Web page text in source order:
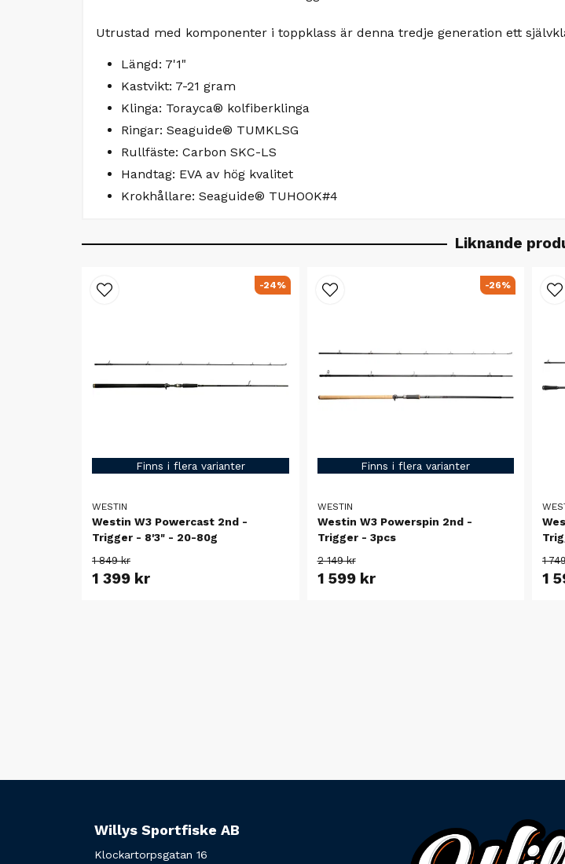
Utrustad med komponenter i toppklass är denna tredje generation ett
Längd: 7'1"
Kastvikt: 7-21 gram
Klinga: Torayca® kolfiberklinga
Ringar: Seaguide® TUMKLSG
Rullfäste: Carbon SKC-LS
Handtag: EVA av hög kvalitet
Krokhållare: Seaguide® TUHOOK#4
Liknande
Finns i flera varianter
WESTIN
Westin W3 Powercast 2nd -
Trigger - 8'3" - 20-80g
1 849 kr
1 399 kr
-24%
Finns i flera varianter
WESTIN
Westin W3 Powerspin 2nd -
Trigger - 3pcs
2 149 kr
1 599 kr
-26%
1
1
Willys Sportfiske AB
Klockartorpsgatan 16